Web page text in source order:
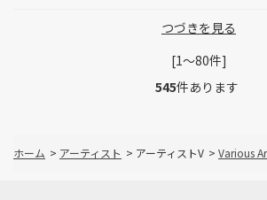
つづきを見る
[1～80件]
545件あります
ホーム > アーティスト > アーティストV > Various